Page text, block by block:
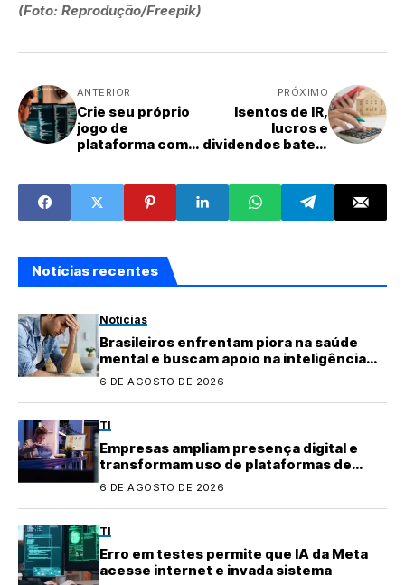
(Foto: Reprodução/Freepik)
ANTERIOR
Crie seu próprio
jogo de
plataforma com
PRÓXIMO
Isentos de IR,
lucros e
dividendos batem
Notícias recentes
Notícias
Brasileiros enfrentam piora na saúde
mental e buscam apoio na inteligência
artificial
6 DE AGOSTO DE 2026
TI
Empresas ampliam presença digital e
transformam uso de plataformas de
conteúdo
6 DE AGOSTO DE 2026
TI
Erro em testes permite que IA da Meta
acesse internet e invada sistema